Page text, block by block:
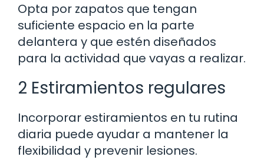
Opta por zapatos que tengan
suficiente espacio en la parte
delantera y que estén diseñados
para la actividad que vayas a realizar.
2 Estiramientos regulares
Incorporar estiramientos en tu rutina
diaria puede ayudar a mantener la
flexibilidad y prevenir lesiones.